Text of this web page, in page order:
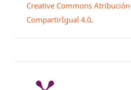
Creative Commons
CompartirIgual 4.0.